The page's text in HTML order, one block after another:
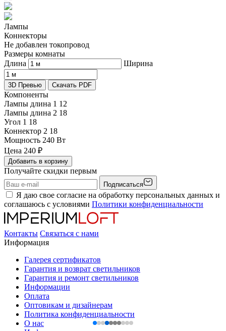
Лампы
Коннекторы
Не добавлен токопровод
Размеры комнаты
Длина
Ширина
3D Превью Скачать PDF
Компоненты
Лампы длина 1 12
Лампы длина 2 18
Угол 1 18
Коннектор 2 18
Мощность 240 Вт
Цена 240 ₽
Добавить в корзину
Получайте скидки первым
Подписаться
Я даю свое согласие на обработку персональных данных и
соглашаюсь с условиями Политики конфиденциальности
Контакты Связаться с нами
Информация
Галерея сертификатов
Гарантия и возврат светильников
Гарантия и ремонт светильников
Информации
Оплата
Оптовикам и дизайнерам
Политика конфиденциальности
О нас